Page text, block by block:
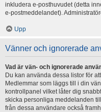
inkludera e-posthuvudet (detta
e-postmeddelandet).
Upp
Vänner och ignorerade
Vad är vän- och ignorerade
Du kan använda dessa listor för
Medlemmar som läggs till i din
kontrollpanel vilket låter dig
skicka personliga meddelanden
från dessa användare också